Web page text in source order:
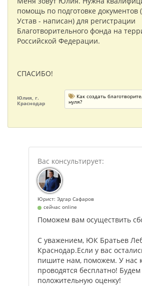
помощь по подготовке
Устав - написан) для регистрации
Благотворительного фонда на
Российской Федерации.
СПАСИБО!
Юлия, г.
Краснодар
Как создать
нуля?
Юрист: Эдгар Сафаров
сейчас online
Поможем вам осуществить
С уважением, ЮК Братьев
Краснодар.Если у вас
пишите нам, поможем. У нас
проводятся бесплатно!
положительную оценку!